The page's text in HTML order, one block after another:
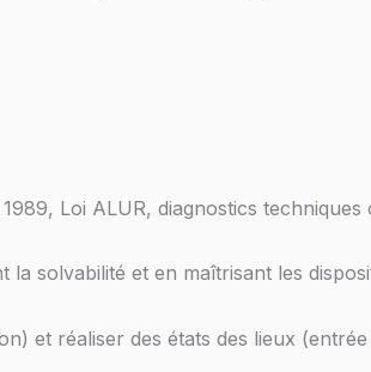
Loi ALUR, diagnostics techniques
la solvabilité et en maîtrisant les
et réaliser des états des lieux